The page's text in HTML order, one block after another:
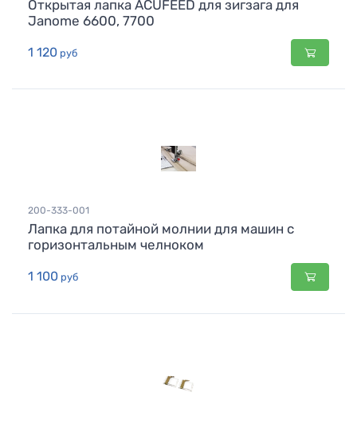
Открытая лапка ACUFEED для зигзага для
Janome 6600, 7700
1 120 руб
200-333-001
Лапка для потайной молнии для машин с
горизонтальным челноком
1 100 руб